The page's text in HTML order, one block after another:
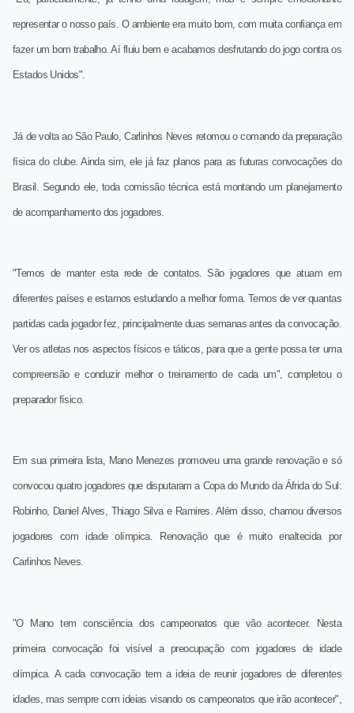
representar o nosso país. O ambiente era muito bom, com muita confiança em
fazer um bom trabalho. Aí fluiu bem e acabamos desfrutando do jogo contra os
Estados Unidos".
Já de volta ao São Paulo, Carlinhos Neves retomou o comando da preparação
física do clube. Ainda sim, ele já faz planos para as futuras convocações do
Brasil. Segundo ele, toda comissão técnica está montando um planejamento
de acompanhamento dos jogadores.
"Temos de manter esta rede de contatos. São jogadores que atuam em
diferentes países e estamos estudando a melhor forma. Temos de ver quantas
partidas cada jogador fez, principalmente duas semanas antes da convocação.
Ver os atletas nos aspectos físicos e táticos, para que a gente possa ter uma
compreensão e conduzir melhor o treinamento de cada um", completou o
preparador físico.
Em sua primeira lista, Mano Menezes promoveu uma grande renovação e só
convocou quatro jogadores que disputaram a Copa do Mundo da Áfrida do Sul:
Robinho, Daniel Alves, Thiago Silva e Ramires. Além disso, chamou diversos
jogadores com idade olímpica. Renovação que é muito enaltecida por
Carlinhos Neves.
"O Mano tem consciência dos campeonatos que vão acontecer. Nesta
primeira convocação foi visível a preocupação com jogadores de idade
olímpica. A cada convocação tem a ideia de reunir jogadores de diferentes
idades, mas sempre com ideias visando os campeonatos que irão acontecer",